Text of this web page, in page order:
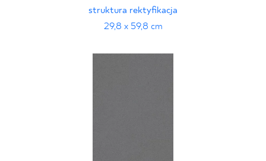
struktura rektyfikacja
29,8 x 59,8 cm